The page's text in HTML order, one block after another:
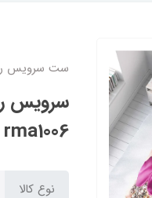
ست سرویس
سرویس
rma1006
نوع کالا